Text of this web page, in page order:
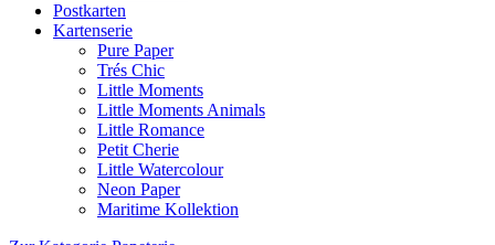
Postkarten
Kartenserie
Pure Paper
Trés Chic
Little Moments
Little Moments Animals
Little Romance
Petit Cherie
Little Watercolour
Neon Paper
Maritime Kollektion